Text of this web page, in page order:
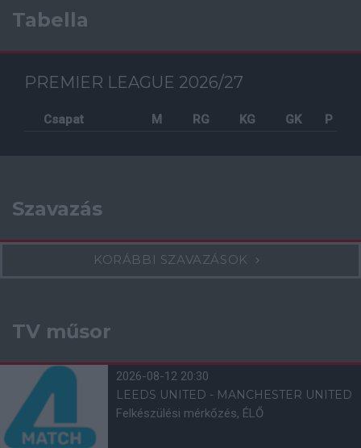
Tabella
PREMIER LEAGUE 2026/27
Csapat M RG KG GK P
Szavazás
KORÁBBI SZAVAZÁSOK
TV műsor
2026-08-12 20:30
LEEDS UNITED - MANCHESTER UNITED
Felkészülési mérkőzés, ÉLŐ